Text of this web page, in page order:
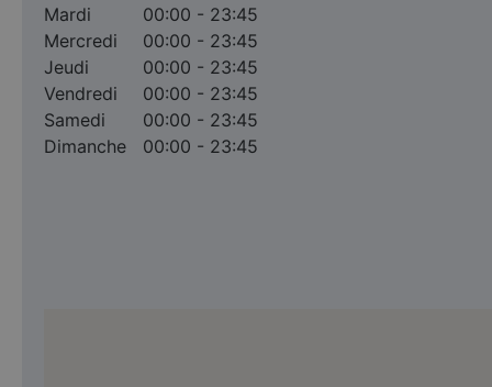
Mardi
00:00 - 23:45
Mercredi
00:00 - 23:45
Jeudi
00:00 - 23:45
Vendredi
00:00 - 23:45
Samedi
00:00 - 23:45
Dimanche
00:00 - 23:45